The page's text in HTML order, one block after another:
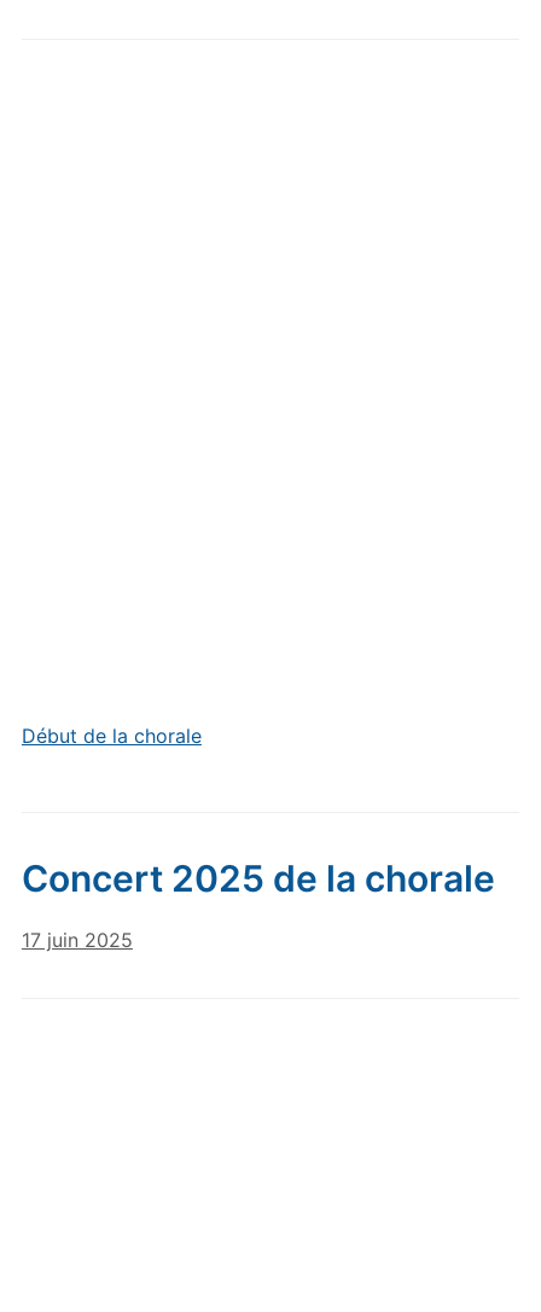
Début de la chorale
Concert 2025 de la chorale
17 juin 2025